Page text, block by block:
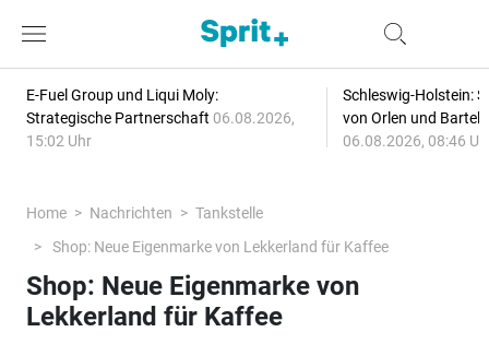
E-Fuel Group und Liqui Moly:
Strategische Partnerschaft 06.08.2026,
15:02 Uhr
Schleswig-Holstein:
von Orlen und
06.08.2026, 08:46
Home Nachrichten
Tankstelle
Shop: Neue Eigenmarke von Lekkerland für Kaffee
Shop: Neue Eigenmarke von
Lekkerland für Kaffee